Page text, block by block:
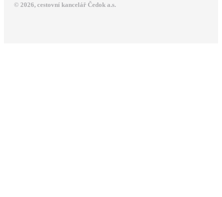
© 2026, cestovní kancelář Čedok a.s.